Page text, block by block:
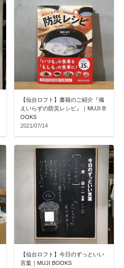
【仙台ロフト】書籍のご紹介『備
えいらずの防災レシピ』｜MUJI B
OOKS
2021/07/14
【仙台ロフト】今日のずっといい
言葉｜MUJI BOOKS